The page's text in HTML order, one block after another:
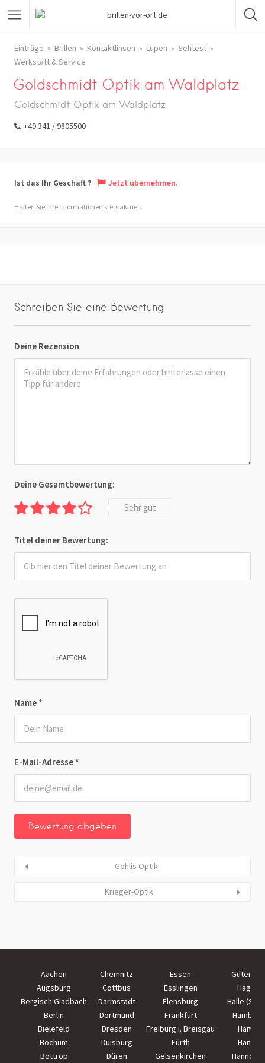
Einträge Brillen Kontaktlinsen Lupen
Sehtest
Werkstatt & Service
Goldschmidt Optik am Waldplatz
Goldschmidt Optik am Waldplatz
+49 341 / 9805500
Ist das Ihr Geschäft ? Jetzt übernehmen.
Halten Sie Ihre Informationen stets aktuell.
Schreiben Sie eine Bewertung
Deine Rezension
Name *
E-Mail-Adresse *
Deine Gesamtbewertung:
Sehr gut
Titel deiner Bewertung:
Gohlis Optik
Krieger-Optik
Aachen Chemnitz Essen
Augsburg
Cottbus Esslingen
Hagen
Bergisch Gladbach
Darmstadt Flensburg
Halle
Berlin
Dortmund Frankfurt
Hamburg
Bielefeld
Dresden Freiburg i. Breisgau
Hamm
Bochum
Duisburg Fürth
Hanau
Bottrop
Düren Gelsenkirchen Hannover